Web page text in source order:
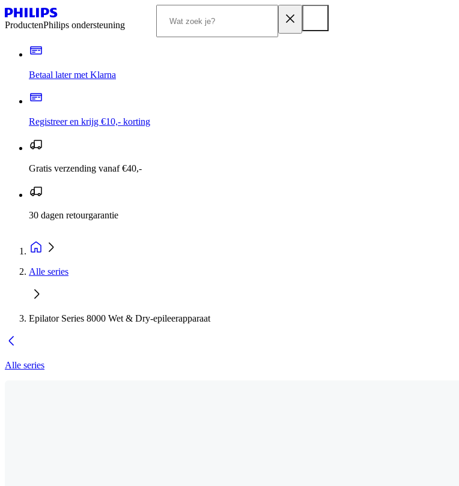
ProductenPhilips ondersteuning
Betaal later met Klarna
Registreer en krijg €10,- korting
Gratis verzending vanaf €40,-
30 dagen retourgarantie
Alle series
Epilator Series 8000 Wet & Dry-epileerapparaat
Alle series